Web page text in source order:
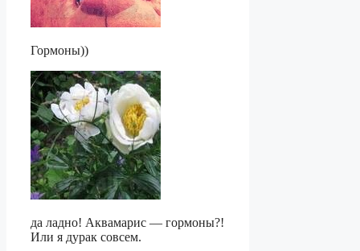
Гормоны))
да ладно! Аквамарис — гормоны?!
Или я дурак совсем.